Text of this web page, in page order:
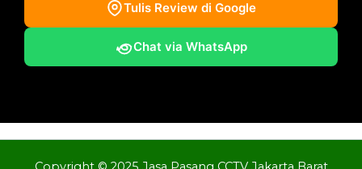
Tulis Review di Google
Chat via WhatsApp